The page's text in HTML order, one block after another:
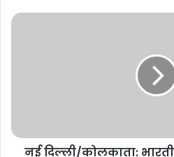
प्रेम
नई
इजाफा
करेगानई दिल्ली/कोलकाता: